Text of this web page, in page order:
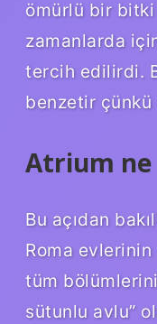
ömürlü bir
zamanlarda
tercih edilirdi.
benzetir çünkü
Atrium ne
Bu açıdan
Roma
tüm
sütunlu avlu”